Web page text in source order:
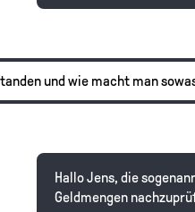
und wie macht man
Hallo Jens, die
Geldmengen